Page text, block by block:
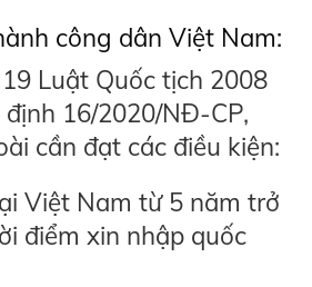
công dân Việt Nam:
Luật Quốc tịch 2008
16/2020/NĐ-CP,
cần đạt các điều kiện:
Việt Nam từ 5 năm trở
điểm xin nhập quốc